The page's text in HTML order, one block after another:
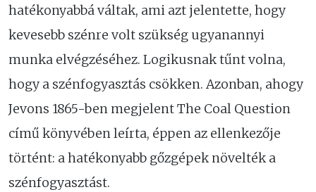
hatékonyabbá váltak, ami azt jelentette, hogy
kevesebb szénre volt szükség ugyanannyi
munka elvégzéséhez. Logikusnak tűnt volna,
hogy a szénfogyasztás csökken. Azonban, ahogy
Jevons 1865-ben megjelent The Coal Question
című könyvében leírta, éppen az ellenkezője
történt: a hatékonyabb gőzgépek növelték a
szénfogyasztást.